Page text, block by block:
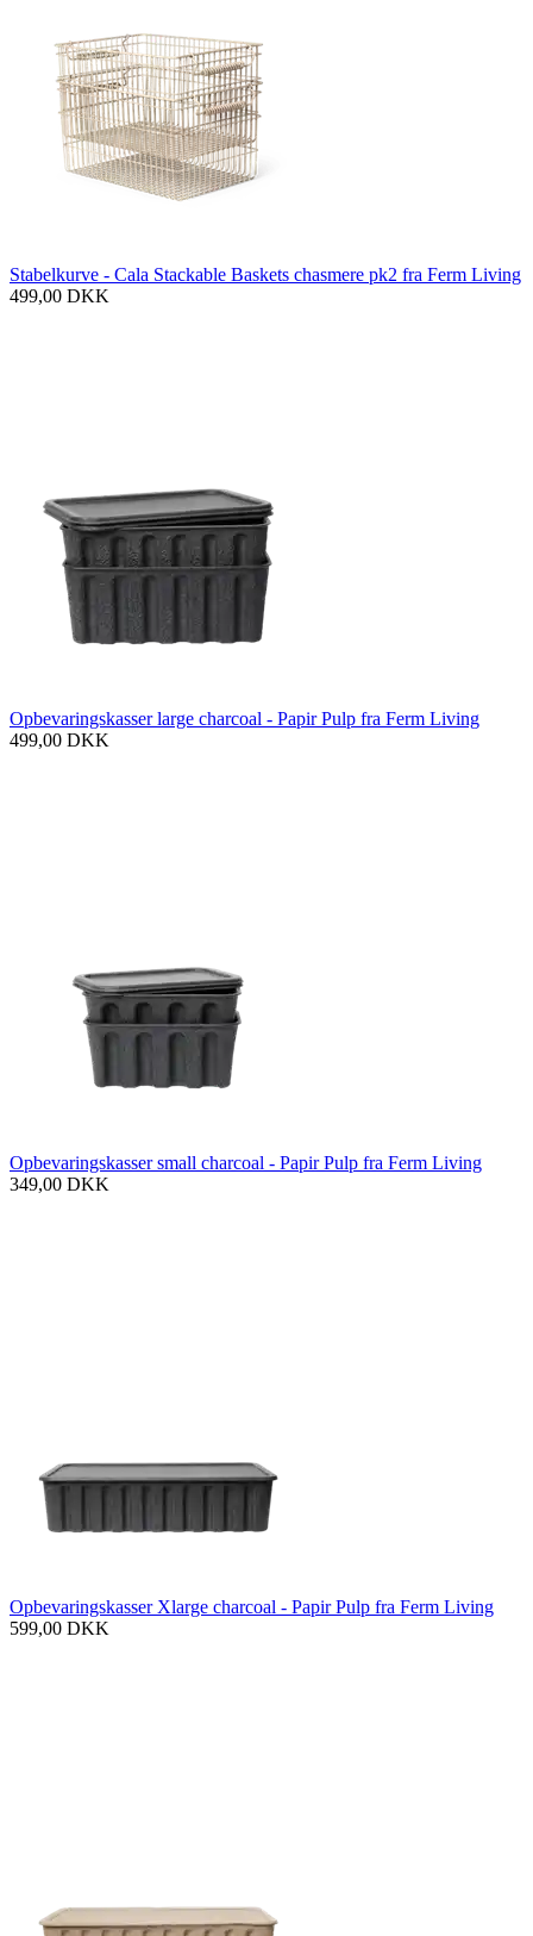
Stabelkurve - Cala Stackable Baskets chasmere pk2 fra Ferm Living
499,00 DKK
Opbevaringskasser large charcoal - Papir Pulp fra Ferm Living
499,00 DKK
Opbevaringskasser small charcoal - Papir Pulp fra Ferm Living
349,00 DKK
Opbevaringskasser Xlarge charcoal - Papir Pulp fra Ferm Living
599,00 DKK